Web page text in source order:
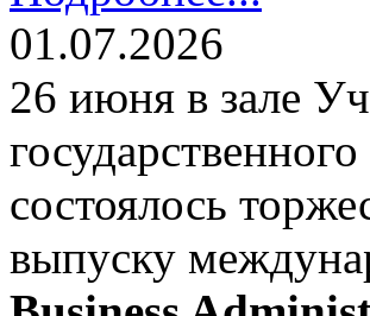
01.07.2026
26 июня в зале
состоялось
выпуску